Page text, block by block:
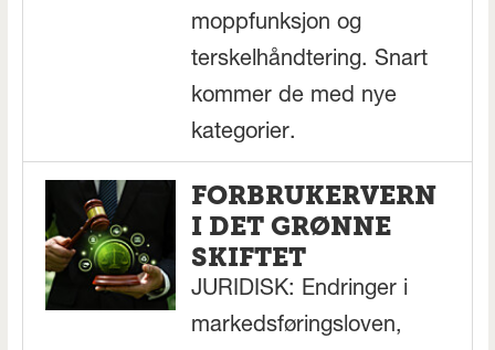
moppfunksjon og
terskelhåndtering. Snart
kommer de med nye
kategorier.
FORBRUKERVERN
I DET GRØNNE
SKIFTET
JURIDISK: Endringer i
markedsføringsloven,